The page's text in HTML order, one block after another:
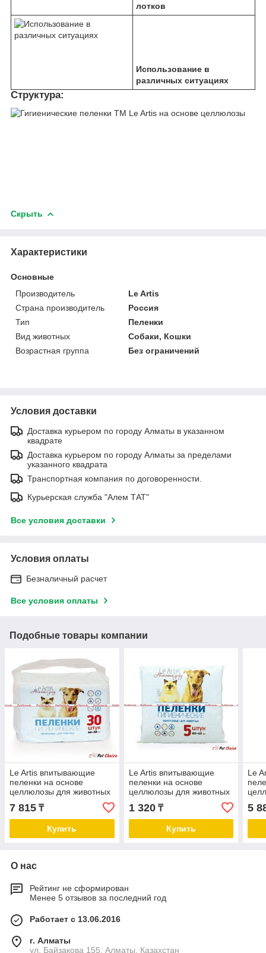
лотков
Использование в
различных ситуациях
Структура:
Скрыть
Характеристики
Основные
Производитель
Le Artis
Страна производитель
Россия
Тип
Пеленки
Вид животных
Собаки, Кошки
Возрастная группа
Без ограничений
Условия доставки
Доставка курьером по городу Алматы в указанном
квадрате
Доставка курьером по городу Алматы за пределами
указанного квадрата
Транспортная компания по договоренности.
Курьерская служба "Алем ТАТ"
Все условия доставки
Условия оплаты
Безналичный расчет
Все условия оплаты
Подобные товары компании
Le Artis впитывающие
пеленки на основе
целлюлозы для животных
7 815 ₸
Купить
Le Artis впитывающие
пеленки на основе
целлюлозы для животных
1 320₸
Купить
Le
5
О нас
Рейтинг не сформирован
Менее 5 отзывов за последний год
Работает с 13.06.2016
г. Алматы
ул. Байзакова 155, Алматы, Казахстан